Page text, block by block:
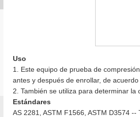
Uso
1. Este equipo de prueba de
antes y después de enrollar, de
2. También se utiliza para determinar
Estándares
AS 2281, ASTM F1566, ASTM D3574